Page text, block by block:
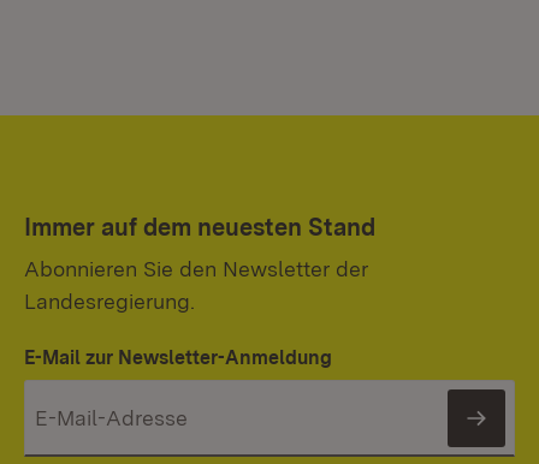
Immer auf dem neuesten Stand
Abonnieren Sie den Newsletter der
Landesregierung.
E-Mail zur Newsletter-Anmeldung